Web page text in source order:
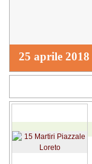
25 aprile 2018